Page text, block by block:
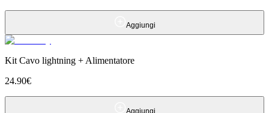
Aggiungi
Kit Cavo lightning + Alimentatore
24.90€
Aggiungi